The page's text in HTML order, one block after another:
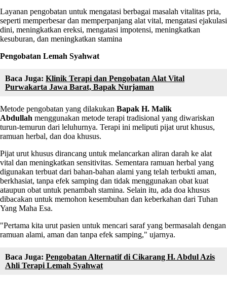
Layanan pengobatan untuk mengatasi berbagai masalah vitalitas pria,
seperti memperbesar dan memperpanjang alat vital, mengatasi ejakulasi
dini, meningkatkan ereksi, mengatasi impotensi, meningkatkan
kesuburan, dan meningkatkan stamina
Pengobatan Lemah Syahwat
Baca Juga: Klinik Terapi dan Pengobatan Alat Vital
Purwakarta Jawa Barat, Bapak Nurjaman
Metode pengobatan yang dilakukan Bapak H. Malik
Abdullah menggunakan metode terapi tradisional yang diwariskan
turun-temurun dari leluhurnya. Terapi ini meliputi pijat urut khusus,
ramuan herbal, dan doa khusus.
Pijat urut khusus dirancang untuk melancarkan aliran darah ke alat
vital dan meningkatkan sensitivitas. Sementara ramuan herbal yang
digunakan terbuat dari bahan-bahan alami yang telah terbukti aman,
berkhasiat, tanpa efek samping dan tidak menggunakan obat kuat
ataupun obat untuk penambah stamina. Selain itu, ada doa khusus
dibacakan untuk memohon kesembuhan dan keberkahan dari Tuhan
Yang Maha Esa.
"Pertama kita urut pasien untuk mencari saraf yang bermasalah dengan
ramuan alami, aman dan tanpa efek samping," ujarnya.
Baca Juga: Pengobatan Alternatif di Cikarang H. Abdul Azis
Ahli Terapi Lemah Syahwat